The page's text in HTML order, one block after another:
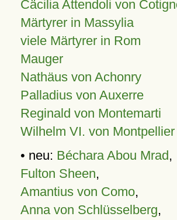
Cäcilia Attendoli von
Märtyrer in Massylia
viele Märtyrer in Rom
Mauger
Nathäus von Achonry
Palladius von Auxerre
Reginald von Montemarti
Wilhelm VI. von Montpellier
• neu: Béchara Abou Mrad,
Fulton Sheen,
Amantius von Como,
Anna von Schlüsselberg,